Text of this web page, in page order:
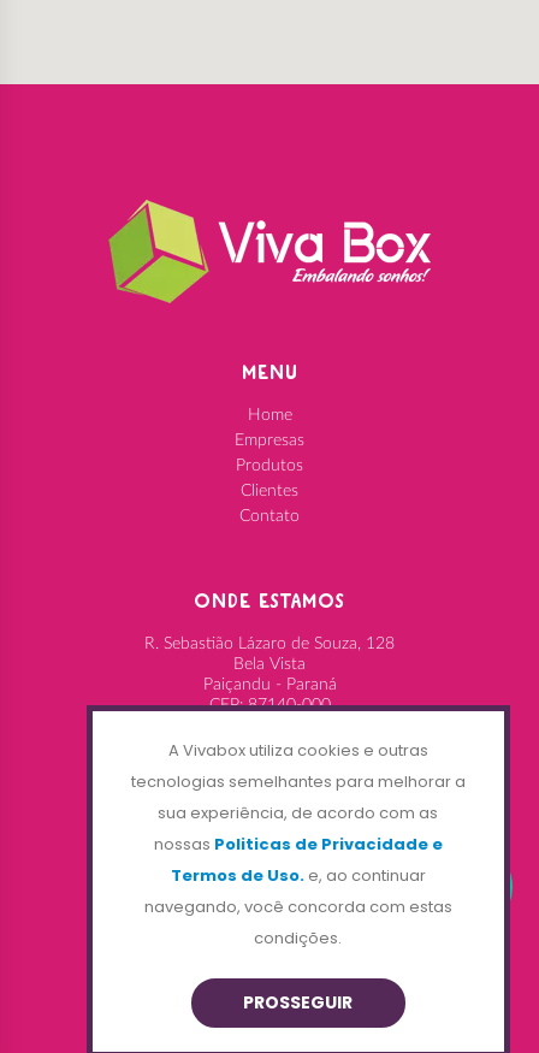
MENU
Home
Empresas
Produtos
Clientes
Contato
ONDE ESTAMOS
R. Sebastião Lázaro de Souza, 128
Bela Vista
Paiçandu - Paraná
CEP: 87140-000
(44) 3043-2800
SIGA-NOS NAS REDES
A Vivabox utiliza cookies e outras
tecnologias semelhantes para melhorar a
sua experiência, de acordo com as
nossas Politicas de Privacidade e
Termos de Uso. e, ao continuar
navegando, você concorda com estas
condições.
PROSSEGUIR